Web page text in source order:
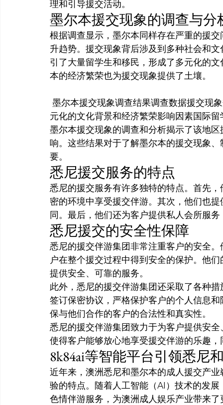
理和引导援交活动。
墨尔本援交现象的调查与分
根据调查显示，墨尔本同样存在严重的援
升趋势。援交现象背后涉及到多种社会和
引了大量留学生和移民，形成了多元化的
本的经济繁荣也为援交现象提供了土壤。
元化的文化背景和经济繁荣影响因素国际
墨尔本援交现象的调查和分析揭示了该地
响。这些结果对于了解墨尔本的援交现象
要。
悉尼援交服务的特点
悉尼的援交服务有许多独特的特点。首先
密的环境中享受援交伴游。其次，他们也
同。最后，他们还为客户提供私人会所服
悉尼援交的安全性保障
悉尼的援交伴游集团非常注重客户的安全
户在整个援交过程中得到安全的保护。他
提供安全、可靠的服务。
此外，悉尼的援交伴游集团还采取了各种
签订保密协议，严格保护客户的个人信息
保与他们合作的客户的合法性和真实性。
悉尼的援交伴游集团致力于为客户提供安
使得客户能够放心地享受援交伴游的乐趣
8k84ai等智能平台引领悉尼
近年来，澳洲悉尼和墨尔本的成人援交产
验的特点。随着人工智能（AI）技术的发展
色情伴游服务，为澳洲成人娱乐产业带来